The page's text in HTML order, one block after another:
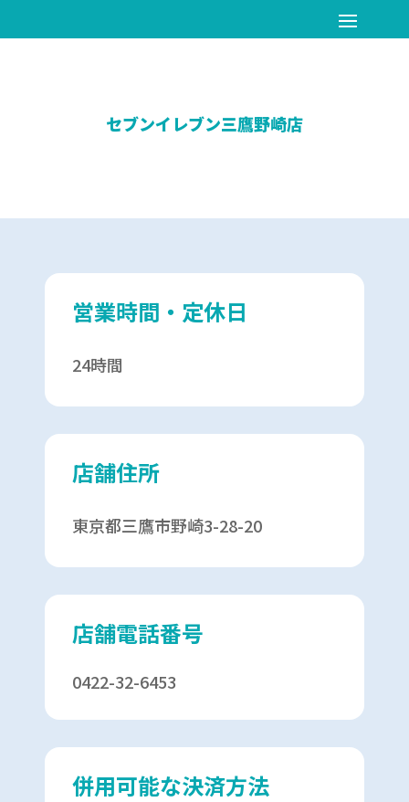
セブンイレブン三鷹野崎店
営業時間・定休日
24時間
店舗住所
東京都三鷹市野崎3-28-20
店舗電話番号
0422-32-6453
併用可能な決済方法